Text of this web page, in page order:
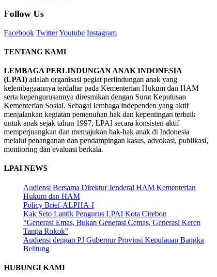
Follow Us
Facebook TwitterYoutube Instagram
TENTANG KAMI
LEMBAGA PERLINDUNGAN ANAK INDONESIA
(LPAI) adalah organisasi pegiat perlindungan anak yang
kelembagaannya terdaftar pada Kementerian Hukum dan HAM
serta kepengurusannya diresmikan dengan Surat Keputusan
Kementerian Sosial. Sebagai lembaga independen yang aktif
menjalankan kegiatan pemenuhan hak dan kepentingan terbaik
untuk anak sejak tahun 1997, LPAI secara konsisten aktif
memperjuangkan dan memajukan hak-hak anak di Indonesia
melalui penanganan dan pendampingan kasus, advokasi, publikasi,
monitoring dan evaluasi berkala.
LPAI NEWS
Audiensi Bersama Direktur Jenderal HAM Kementerian
Hukum dan HAM
Policy Brief-ALPHA-I
Kak Seto Lantik Pengurus LPAI Kota Cirebon
“Generasi Emas, Bukan Generasi Cemas, Generasi Keren
Tanpa Rokok”
Audiensi dengan PJ Gubernur Provinsi Kepulauan Bangka
Belitung
HUBUNGI KAMI